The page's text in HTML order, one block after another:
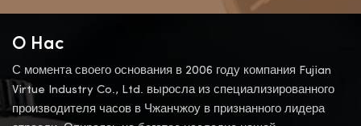
О Нас
С момента своего основания в 2006 году компания Fujian
Virtue Industry Co., Ltd. выросла из специализированного
производителя часов в Чжанчжоу в признанного лидера